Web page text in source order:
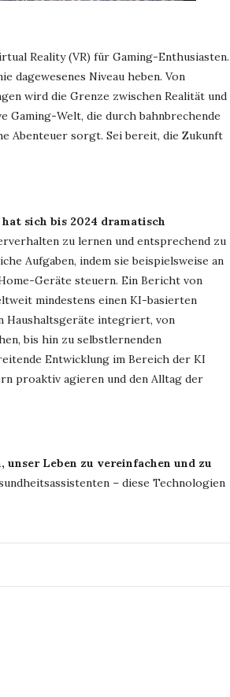
Reality (VR) für Gaming-Enthusiasten.
dagewesenes Niveau heben. Von
wird die Grenze zwischen Realität und
Gaming-Welt, die durch bahnbrechende
Abenteuer sorgt. Sei bereit, die Zukunft
sich bis 2024 dramatisch
zu lernen und entsprechend zu
Aufgaben, indem sie beispielsweise an
Geräte steuern. Ein Bericht von
mindestens einen KI-basierten
Haushaltsgeräte integriert, von
bis hin zu selbstlernenden
Entwicklung im Bereich der KI
proaktiv agieren und den Alltag der
unser Leben zu vereinfachen und zu
– diese Technologien